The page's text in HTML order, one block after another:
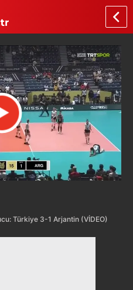
Türkiye 3-1 Arjantin (VİDEO)